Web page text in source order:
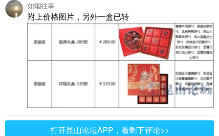
如烟往事
附上价格图片，另外一盒已转
打开昆山论坛APP，看剩下评论>>